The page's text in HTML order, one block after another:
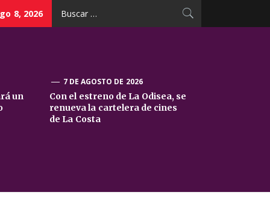
8, 2026
un
7 DE AGOSTO DE 2026
Con el estreno de La Odisea, se
renueva la cartelera de cines
de La Costa